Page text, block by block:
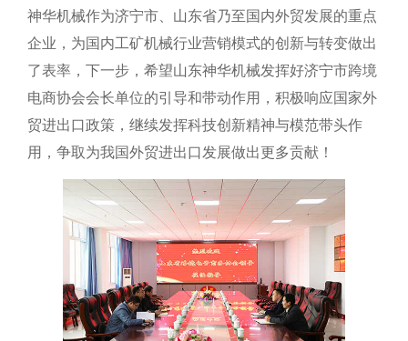
神华机械作为济宁市、山东省乃至国内外贸发展的重点
企业，为国内工矿机械行业营销模式的创新与转变做出
了表率，下一步，希望山东神华机械发挥好济宁市跨境
电商协会会长单位的引导和带动作用，积极响应国家外
贸进出口政策，继续发挥科技创新精神与模范带头作
用，争取为我国外贸进出口发展做出更多贡献！